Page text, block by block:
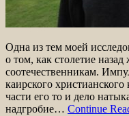
Одна из тем моей
о том, как столетие
соотечественникам.
каирского
части его то и дело
надгробие… Continue